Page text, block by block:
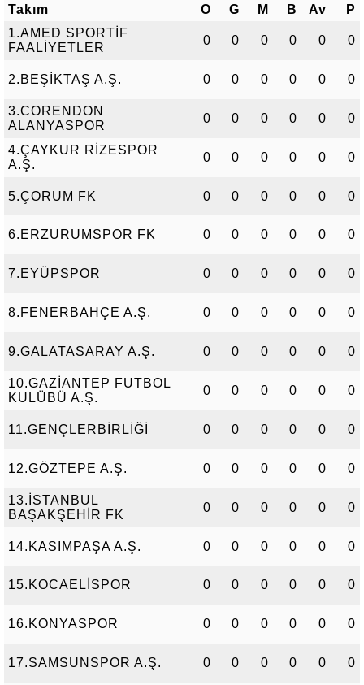
Takım O G M B Av
P
1.AMED SPORTİF
FAALİYETLER
0 0 0 0 0 0
2.BEŞİKTAŞ A.Ş. 0 0 0 0 0 0
3.CORENDON
ALANYASPOR
0 0 0 0 0 0
4.ÇAYKUR RİZESPOR
A.Ş.
0 0 0 0 0 0
5.ÇORUM FK 0 0 0 0 0 0
6.ERZURUMSPOR FK 0 0 0 0 0 0
7.EYÜPSPOR 0 0 0 0 0 0
8.FENERBAHÇE A.Ş. 0 0 0 0 0 0
9.GALATASARAY A.Ş. 0 0 0 0 0 0
10.GAZİANTEP FUTBOL
KULÜBÜ A.Ş.
0 0 0 0 0 0
11.GENÇLERBİRLİĞİ 0 0 0 0 0 0
12.GÖZTEPE A.Ş. 0 0 0 0 0 0
13.İSTANBUL
BAŞAKŞEHİR FK
0 0 0 0 0 0
14.KASIMPAŞA A.Ş. 0 0 0 0 0 0
15.KOCAELİSPOR 0 0 0 0 0 0
16.KONYASPOR 0 0 0 0 0 0
17.SAMSUNSPOR A.Ş. 0 0 0 0 0 0